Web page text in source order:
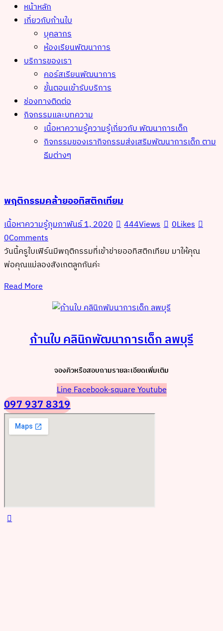
หน้าหลัก
เกี่ยวกับก้านใบ
บุคลากร
ห้องเรียนพัฒนาการ
บริการของเรา
คอร์สเรียนพัฒนาการ
ขั้นตอนเข้ารับบริการ
ช่องทางติดต่อ
กิจกรรมและบทความ
เนื้อหาความรู้ความรู้เกี่ยวกับ พัฒนาการเด็ก
กิจกรรมของเรากิจกรรมส่งเสริมพัฒนาการเด็ก ตาม
ธีมต่างๆ
พฤติกรรมคล้ายออทิสติกเทียม
เนื้อหาความรู้กุมภาพันธ์ 1, 2020 444Views 0Likes
0Comments
วันนี้ครูใบเฟิร์นมีพฤติกรรมที่เข้าข่ายออทิสติกเทียม มาให้คุณ
พ่อคุณแม่ลองสังเกตลูกกันค่ะ
Read More
ก้านใบ คลินิกพัฒนาการเด็ก ลพบุรี
จองคิวหรือสอบถามรายละเอียดเพิ่มเติม
LineFacebook-squareYoutube
097 937 8319